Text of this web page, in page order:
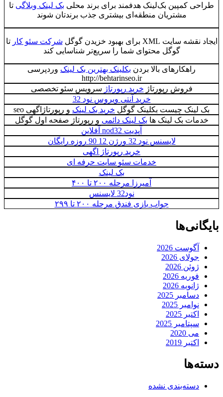
طراحی کمپین بک‌لینک هدفمند برای برند محلی بک لینک وبلاگی تا
مشتریان منطقه‌ای بیشتری جذب برندتان شوند
ایجاد نقشه سایت XML برای بهبود خزیدن گوگل شرکت سئو کار تا
گوگل محتوای شما را سریع‌تر شناسایی کند
راهکارهای بالا بردن بکلینک بهترین بک لینک وردپرسی
http://behtarinseo.ir
فروش رپورتاژ خرید رپورتاژ سرویس سئو تخصصی
خرید آنتی ویروس نود 32
بک لینک چیست بکلینک گوگل خرید بک لینک و رپورتاژاگهی seo
خدمات بک لینک ها بک لینک دائمی و رپورتاژ صفحه اول گوگل
آپدیت nod32 آفلاین
لایسنس نود 32 ورژن 12 90 روزه رایگان
خرید رپورتاژ اگهی
خدمات سئو سایت حرفه ای
بک لینک
آمیرزا مرحله ۲۰۰ تا ۴۰۰
نود32 لایسنس
جواب بازی فندق مرحله ۲۰۰ تا ۲۹۹
بایگانی‌ها
آگوست 2026
جولای 2026
ژوئن 2026
فوریه 2026
ژانویه 2026
دسامبر 2025
نوامبر 2025
اکتبر 2025
سپتامبر 2025
می 2020
اکتبر 2019
دسته‌ها
دسته‌بندی نشده